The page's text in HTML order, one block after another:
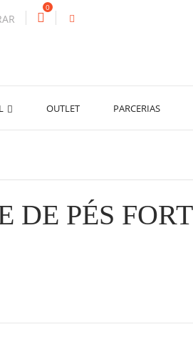
0
OUTLET PARCERIAS
DE PÉS